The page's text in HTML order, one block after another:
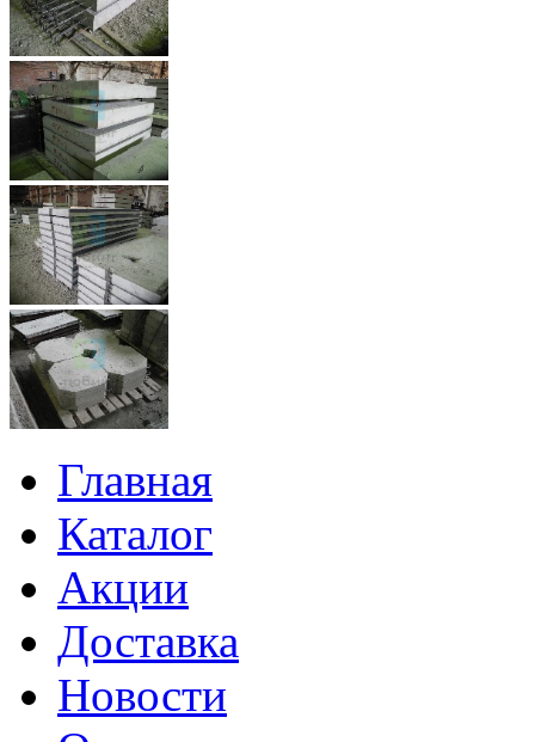
Главная
Каталог
Акции
Доставка
Новости